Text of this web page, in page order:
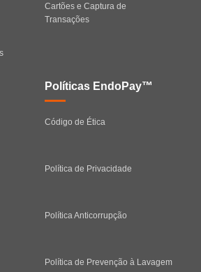
Cartões e Captura de
Transações
Políticas EndoPay™
Código de Ética
Política de Privacidade
Política Anticorrupção
Política de Prevenção à Lavagem